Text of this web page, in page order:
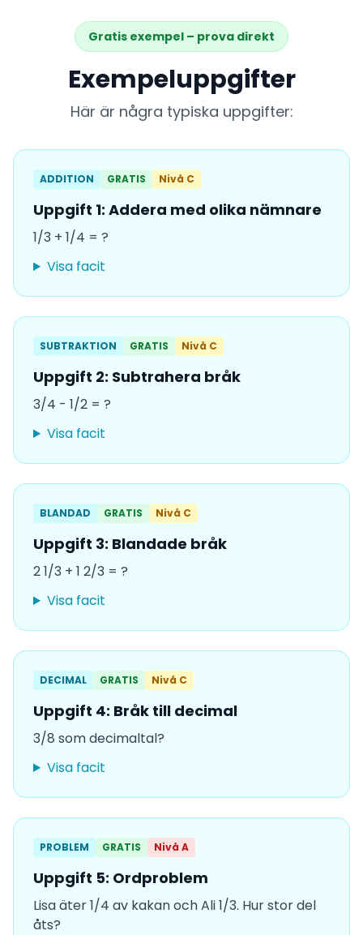
Gratis exempel – prova direkt
Exempeluppgifter
Här är några typiska uppgifter:
ADDITION GRATIS Nivå C
Uppgift 1: Addera med olika nämnare
1/3 + 1/4 = ?
Visa facit
SUBTRAKTION GRATIS Nivå C
Uppgift 2: Subtrahera bråk
3/4 - 1/2 = ?
Visa facit
BLANDAD GRATIS Nivå C
Uppgift 3: Blandade bråk
2 1/3 + 1 2/3 = ?
Visa facit
DECIMAL GRATIS Nivå C
Uppgift 4: Bråk till decimal
3/8 som decimaltal?
Visa facit
PROBLEM GRATIS Nivå A
Uppgift 5: Ordproblem
Lisa äter 1/4 av kakan och Ali 1/3. Hur stor del
åts?